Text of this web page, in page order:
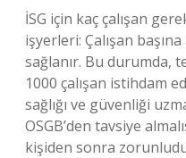
İSG için kaç çalışan
işyerleri: Çalışan
sağlanır. Bu durumda,
1000 çalışan istihdam
sağlığı ve güvenliği
OSGB’den tavsiye
kişiden sonra